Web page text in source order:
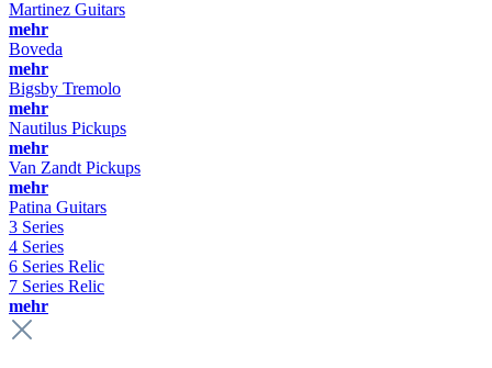
Martinez Guitars
mehr
Boveda
mehr
Bigsby Tremolo
mehr
Nautilus Pickups
mehr
Van Zandt Pickups
mehr
Patina Guitars
3 Series
4 Series
6 Series Relic
7 Series Relic
mehr